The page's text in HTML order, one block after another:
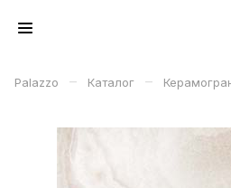
Palazzo – Каталог –